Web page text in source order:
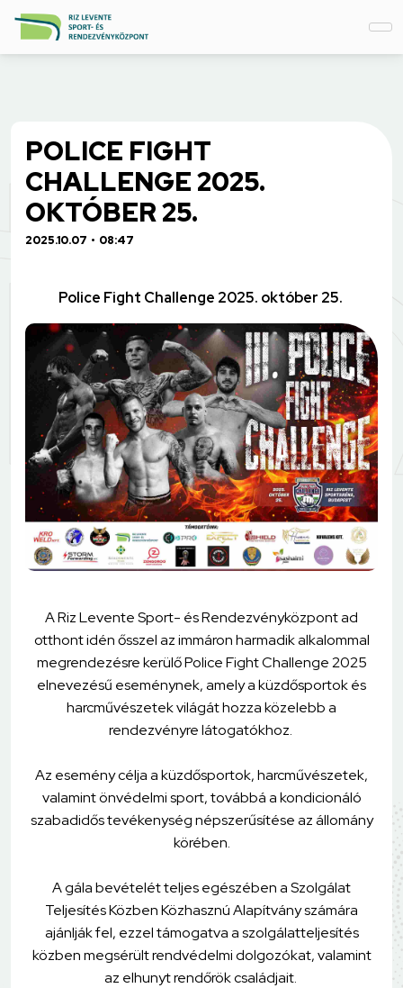
POLICE FIGHT
CHALLENGE 2025.
OKTÓBER 25.
2025.10.07 08:47
Police Fight Challenge 2025. október 25.
A Riz Levente Sport- és Rendezvényközpont ad
otthont idén ősszel az immáron harmadik alkalommal
megrendezésre kerülő Police Fight Challenge 2025
elnevezésű eseménynek, amely a küzdősportok és
harcművészetek világát hozza közelebb a
rendezvényre látogatókhoz.
Az esemény célja a küzdősportok, harcművészetek,
valamint önvédelmi sport, továbbá a kondicionáló
szabadidős tevékenység népszerűsítése az állomány
körében.
A gála bevételét teljes egészében a Szolgálat
Teljesítés Közben Közhasznú Alapítvány számára
ajánlják fel, ezzel támogatva a szolgálatteljesítés
közben megsérült rendvédelmi dolgozókat, valamint
az elhunyt rendőrök családjait.